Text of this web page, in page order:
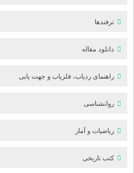
ترفندها
دانلود مقاله
راهنمای ردیاب، فلزیاب و جهت یابی
روانشناسی
ریاضیات و آمار
کتب تاریخی